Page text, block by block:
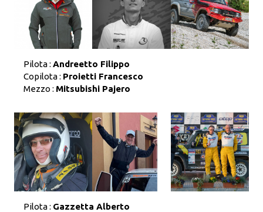
Pilota : Andreetto Filippo
Copilota : Proietti Francesco
Mezzo : Mitsubishi Pajero
Pilota : Gazzetta Alberto